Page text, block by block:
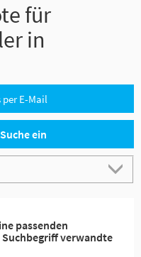
für
in
per E-Mail
ein
passenden
verwandte